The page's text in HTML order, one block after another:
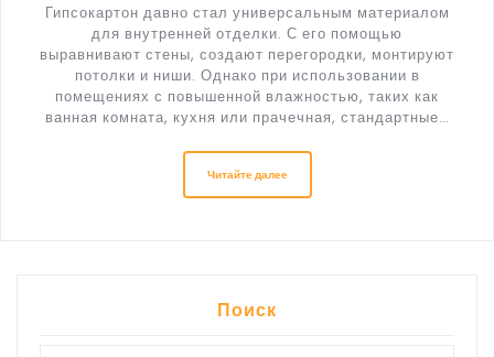
Гипсокартон давно стал универсальным материалом
для внутренней отделки. С его помощью
выравнивают стены, создают перегородки, монтируют
потолки и ниши. Однако при использовании в
помещениях с повышенной влажностью, таких как
ванная комната, кухня или прачечная, стандартные…
Читайте далее
Поиск